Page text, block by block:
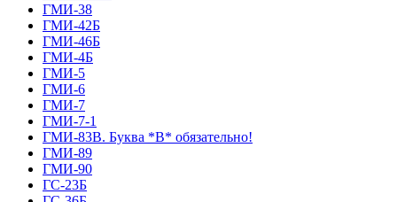
ГМИ-38
ГМИ-42Б
ГМИ-46Б
ГМИ-4Б
ГМИ-5
ГМИ-6
ГМИ-7
ГМИ-7-1
ГМИ-83В. Буква *В* обязательно!
ГМИ-89
ГМИ-90
ГС-23Б